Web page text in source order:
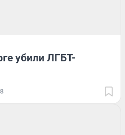
убили ЛГБТ-